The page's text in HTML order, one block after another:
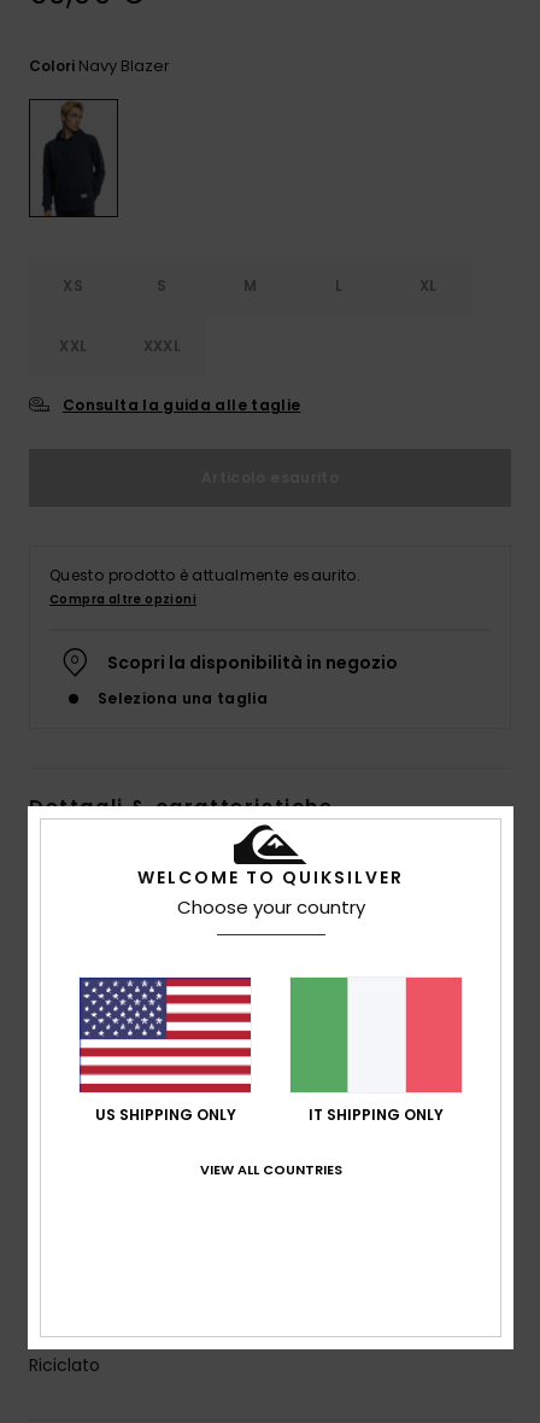
Colori Navy Blazer
XS S M L XL
XXL XXXL
Consulta la guida alle taglie
Questo prodotto è attualmente esaurito.
Compra altre opzioni
Scopri la disponibilità in negozio
Seleziona una taglia
Dettagli & caratteristiche
Felpa in materiale biologico con cappuccio Blu Uomo
EQYFT04114 Codice colorebyj0
Tessuto riciclato:tessuto in misto di cotone
biologico e poliestere riciclato [280 g/m2]
Vestibilità:vestibilità regular classica e comoda
Tasche:tascone
Composizione80% Cotone Biologico, 20% Poliestere
Riciclato
WELCOME TO QUIKSILVER
Choose your country
US SHIPPING ONLY IT SHIPPING ONLY
VIEW ALL COUNTRIES